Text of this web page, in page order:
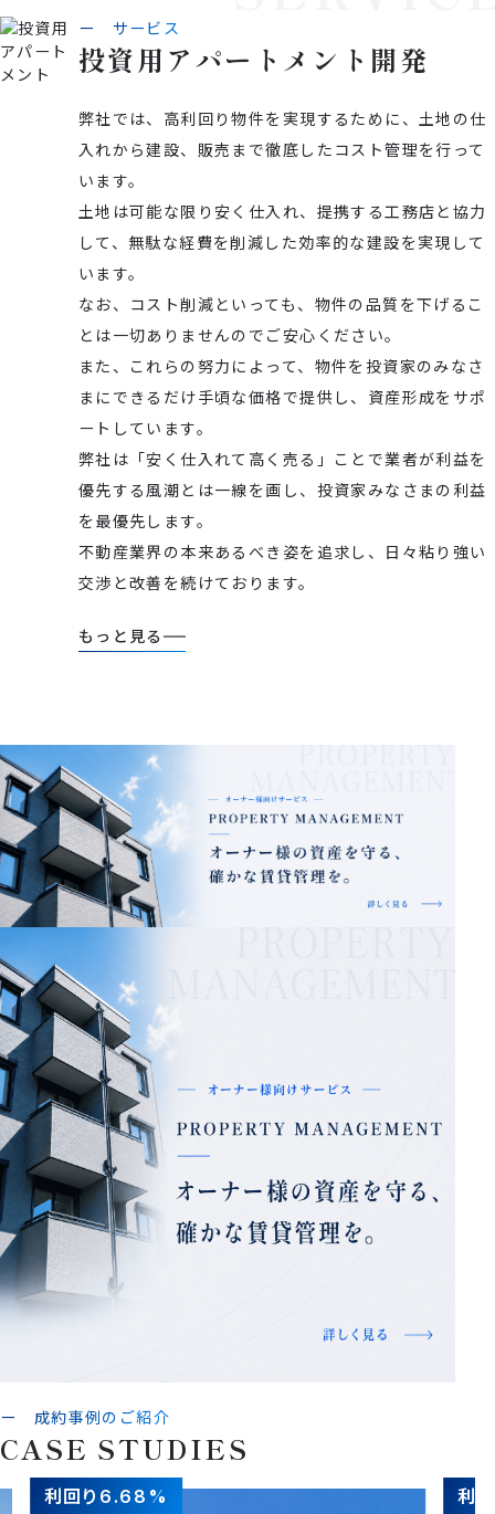
ー サービス
投資用 アパー ト メ ン ト 開発
弊社では、高利回り物件を実現するために、土地の仕
入れから建設、販売まで徹底したコスト管理を行って
います。
土地は可能な限り安く仕入れ、提携する工務店と協力
して、無駄な経費を削減した効率的な建設を実現して
います。
なお、コスト削減といっても、物件の品質を下げるこ
とは一切ありませんのでご安心ください。
また、これらの努力によって、物件を投資家のみなさ
まにできるだけ手頃な価格で提供し、資産形成をサポ
ートしています。
弊社は「安く仕入れて高く売る」ことで業者が利益を
優先する風潮とは一線を画し、投資家みなさまの利益
を最優先します。
不動産業界の本来あるべき姿を追求し、日々粘り強い
交渉と改善を続けております。
もっと見る
ー 成約事例のご紹介
CASE STUDIES
利回り 6.68% 利